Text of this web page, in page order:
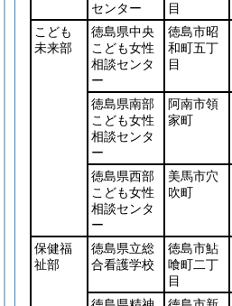
センター
目
こども
未来部
徳島県中央
こども女性
相談センタ
ー
徳島市昭
和町五丁
目
徳島県南部
こども女性
相談センタ
ー
阿南市領
家町
徳島県西部
こども女性
相談センタ
ー
美馬市穴
吹町
保健福
祉部
徳島県立総
合看護学校
徳島市鮎
喰町二丁
目